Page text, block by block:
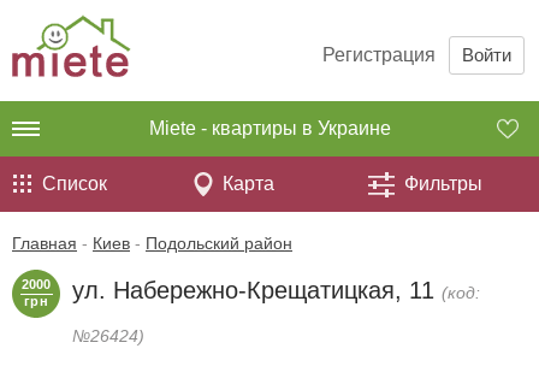
Регистрация Войти
Miete - квартиры в Украине
Список Карта Фильтры
Главная - Киев - Подольский район
2000
грн
ул. Набережно-Крещатицкая, 11 (код:
№26424)